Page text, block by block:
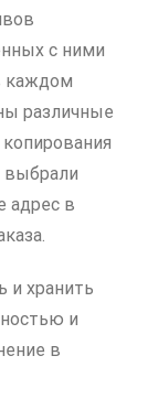
с ними
каждом
различные
выбрали
адрес в
и хранить
и
в